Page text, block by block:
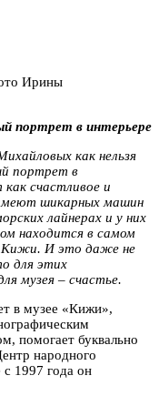
Ирины
портрет в интерьере
как нельзя
портрет в
счастливое и
шикарных машин
лайнерах и у них
находится в самом
Кижи. И это даже не
для этих
музея – счастье.
в музее «Кижи»,
помогает буквально
народного
с 1997 года он